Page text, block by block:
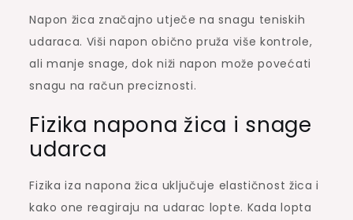
Napon žica značajno utječe na snagu teniskih
udaraca. Viši napon obično pruža više kontrole,
ali manje snage, dok niži napon može povećati
snagu na račun preciznosti.
Fizika napona žica i snage
udarca
Fizika iza napona žica uključuje elastičnost žica i
kako one reagiraju na udarac lopte. Kada lopta